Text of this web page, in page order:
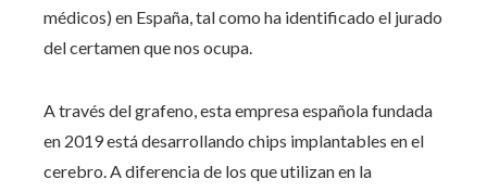
médicos) en España, tal como ha identificado el jurado
del certamen que nos ocupa.
A través del grafeno, esta empresa española fundada
en 2019 está desarrollando chips implantables en el
cerebro. A diferencia de los que utilizan en la